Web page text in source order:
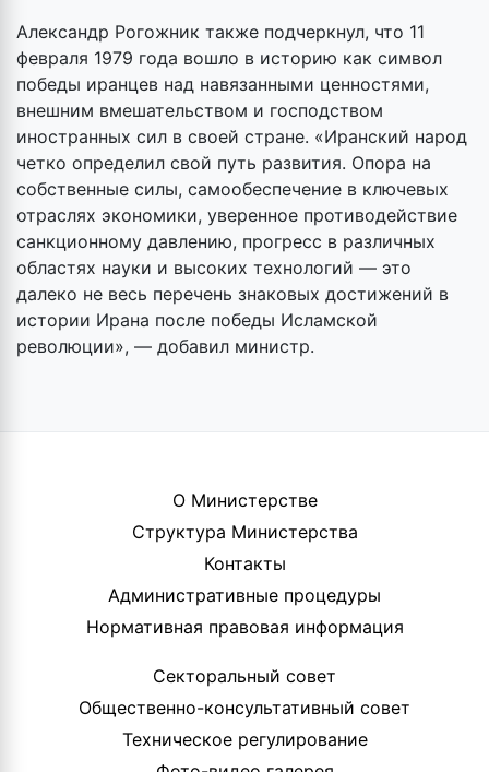
Александр Рогожник также подчеркнул, что 11
февраля 1979 года вошло в историю как символ
победы иранцев над навязанными ценностями,
внешним вмешательством и господством
иностранных сил в своей стране. «Иранский народ
четко определил свой путь развития. Опора на
собственные силы, самообеспечение в ключевых
отраслях экономики, уверенное противодействие
санкционному давлению, прогресс в различных
областях науки и высоких технологий — это
далеко не весь перечень знаковых достижений в
истории Ирана после победы Исламской
революции», — добавил министр.
О Министерстве
Структура Министерства
Контакты
Административные процедуры
Нормативная правовая информация
Секторальный совет
Общественно-консультативный совет
Техническое регулирование